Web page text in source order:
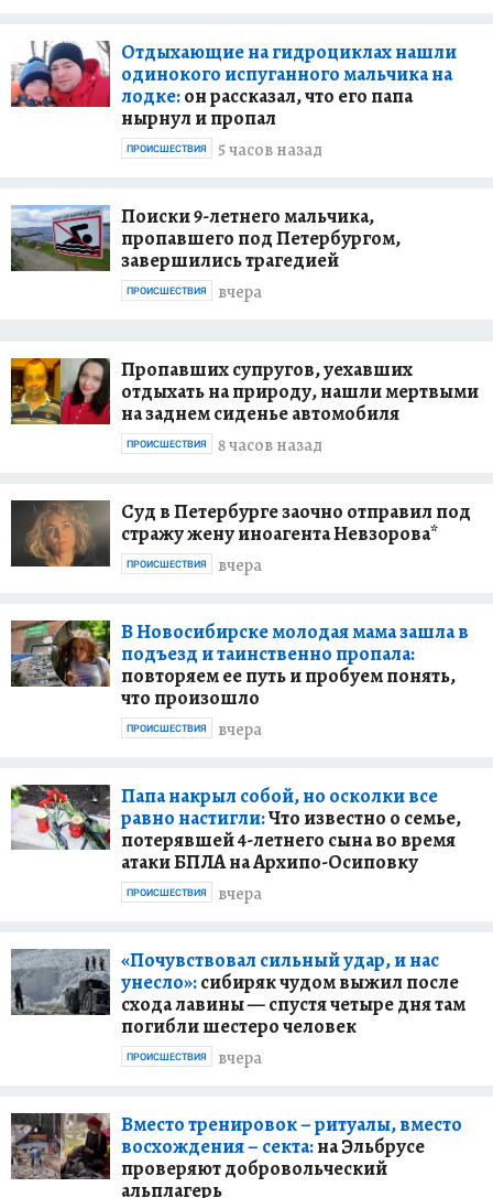
Отдыхающие на гидроциклах нашли
одинокого испуганного мальчика на
лодке:он рассказал, что его папа
нырнул и пропал
5 часов назад
ПРОИСШЕСТВИЯ
Поиски 9-летнего мальчика,
пропавшего под Петербургом,
завершились трагедией
вчера
ПРОИСШЕСТВИЯ
Пропавших супругов, уехавших
отдыхать на природу, нашли мертвыми
на заднем сиденье автомобиля
8 часов назад
ПРОИСШЕСТВИЯ
Суд в Петербурге заочно отправил под
стражу жену иноагента Невзорова*
вчера
ПРОИСШЕСТВИЯ
В Новосибирске молодая мама зашла в
подъезд и таинственно пропала:
повторяем ее путь и пробуем понять,
что произошло
вчера
ПРОИСШЕСТВИЯ
Папа накрыл собой, но осколки все
равно настигли:Что известно о семье,
потерявшей 4-летнего сына во время
атаки БПЛА на Архипо-Осиповку
вчера
ПРОИСШЕСТВИЯ
«Почувствовал сильный удар, и нас
унесло»:сибиряк чудом выжил после
схода лавины — спустя четыре дня там
погибли шестеро человек
вчера
ПРОИСШЕСТВИЯ
Вместо тренировок – ритуалы, вместо
восхождения – секта:на Эльбрусе
проверяют добровольческий
альплагерь